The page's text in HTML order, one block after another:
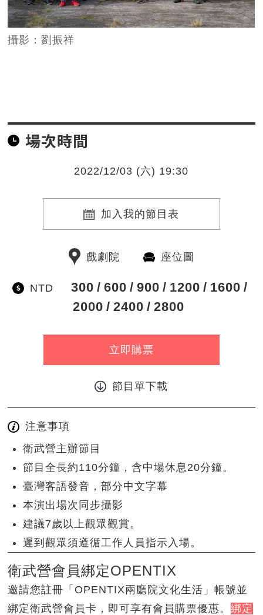
攝影：劉振祥
場次時間
2022/12/03 (六) 19:30
加入我的節目表
戲劇院 座位圖
NTD 300 600 900 1200
1600
2000
2400 2800
立即購票
節目單下載
注意事項
衛武營主辦節目
節目全長約110分鐘，含中場休息20分鐘。
臺灣客語發音，部分中文字幕
本演出場次同步攝影
建議7歲以上觀眾觀賞。
遲到觀眾須遵循工作人員指示入場。
衛武營會員綁定OPENTIX
邀請您註冊「OPENTIX兩廳院文化生活」帳號並
綁定衛武營會員卡，即可享有會員購票優惠。綁定